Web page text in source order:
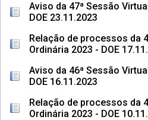
Aviso da 47ª Sessão
DOE 23.11.2023
Relação de processos da
Ordinária 2023 - DOE
Aviso da 46ª Sessão
DOE 16.11.2023
Relação de processos da
Ordinária 2023 - DOE